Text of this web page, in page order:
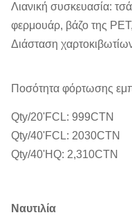
Λιανική συσκευασία:
φερμουάρ, βάζο της
Διάσταση
Ποσότητα φόρτωσης
Qty/20'FCL: 999CTN
Qty/40'FCL: 2030CTN
Qty/40'HQ: 2,310CTN
Ναυτιλία